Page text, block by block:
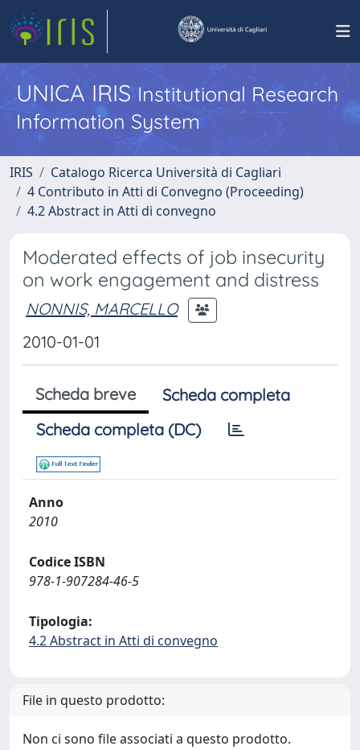
UNICA IRISInstitutional Research
Information System
IRIS
Catalogo Ricerca Università di Cagliari
4 Contributo in Atti di Convegno (Proceeding)
4.2 Abstract in Atti di convegno
Moderated effects of job insecurity
on work engagement and distress
NONNIS, MARCELLO
2010-01-01
Scheda breve
Scheda completa
Scheda completa (DC)
Anno
2010
Codice ISBN
978-1-907284-46-5
Tipologia:
4.2 Abstract in Atti di convegno
File in questo prodotto:
Non ci sono file associati a questo prodotto.